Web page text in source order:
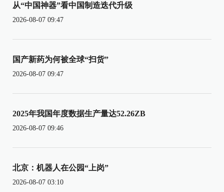
从“中国神器”看中国制造迭代升级
2026-08-07 09:47
国产新药为何被全球“扫货”
2026-08-07 09:47
2025年我国年度数据生产量达52.26ZB
2026-08-07 09:46
北京：机器人在公园“上岗”
2026-08-07 03:10